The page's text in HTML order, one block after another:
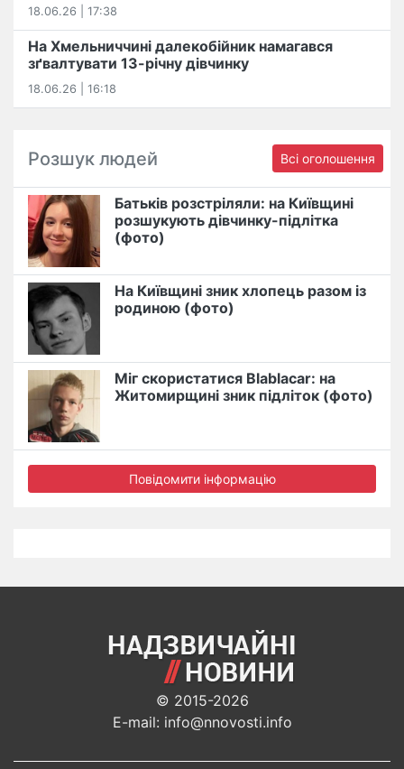
18.06.26 | 17:38
На Хмельниччині далекобійник намагався
зґвалтувати 13-річну дівчинку
18.06.26 | 16:18
Розшук людей Всі оголошення
Батьків розстріляли: на Київщині
розшукують дівчинку-підлітка
(фото)
На Київщині зник хлопець разом із
родиною (фото)
Міг скористатися Blablacar: на
Житомирщині зник підліток (фото)
Повідомити інформацію
© 2015-2026
E-mail: info@nnovosti.info